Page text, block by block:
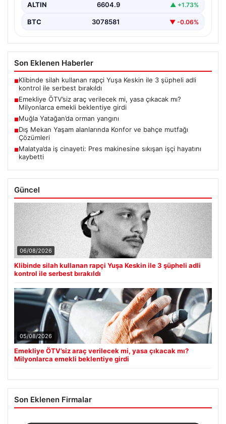
ALTIN 6604.9 ▲ +1.73%
BTC 3078581 ▼ -0.06%
Son Eklenen Haberler
■Klibinde silah kullanan rapçi Yuşa Keskin ile 3 şüpheli adli
kontrol ile serbest bırakıldı
■Emekliye ÖTV’siz araç verilecek mi, yasa çıkacak mı?
Milyonlarca emekli beklentiye girdi
■Muğla Yatağan’da orman yangını
■Dış Mekan Yaşam alanlarında Konfor ve bahçe mutfağı
Çözümleri
■Malatya’da iş cinayeti: Pres makinesine sıkışan işçi hayatını
kaybetti
Güncel
06/08/2026
Klibinde silah kullanan rapçi Yuşa Keskin ile 3 şüpheli adli
kontrol ile serbest bırakıldı
05/08/2026
Emekliye ÖTV’siz araç verilecek mi, yasa çıkacak mı?
Milyonlarca emekli beklentiye girdi
Son Eklenen Firmalar